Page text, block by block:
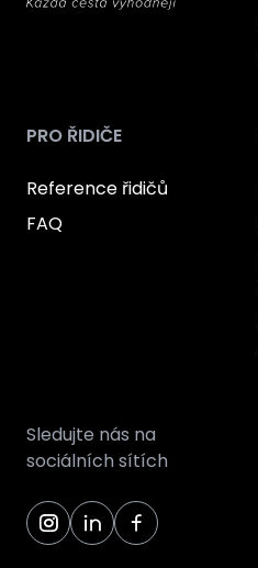
PRO ŘIDIČE
Reference řidičů
FAQ
Sledujte nás na
sociálních sítích